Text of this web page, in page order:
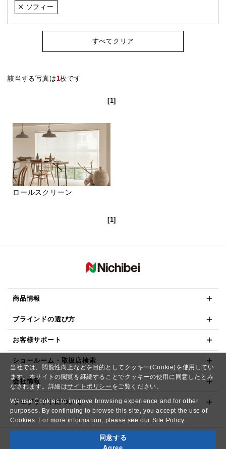
当社では、閲覧性向上などを目的としてクッキー(Cookie)を使用してい
ます。本サイトの閲覧を継続することでクッキーの使用に同意したとみ
なされます。詳細はサイトポリシー をご覧ください。
We use Cookies to improve browsing experience and for other
purposes. By continuing to browse this site, you accept the use of
Cookies. For more information, please see our Site Policy.
同意する
ソフィー
すべてクリア
該当する写真は1枚です
[1]
ロールスクリーン
[1]
商品情報
ブラインドの選び方
お客様サポート
ショールーム・取扱店検索
会社情報
ウェブサイトについて
Copyright© NICHIBEI CO.,LTD. All Rights Reserved.